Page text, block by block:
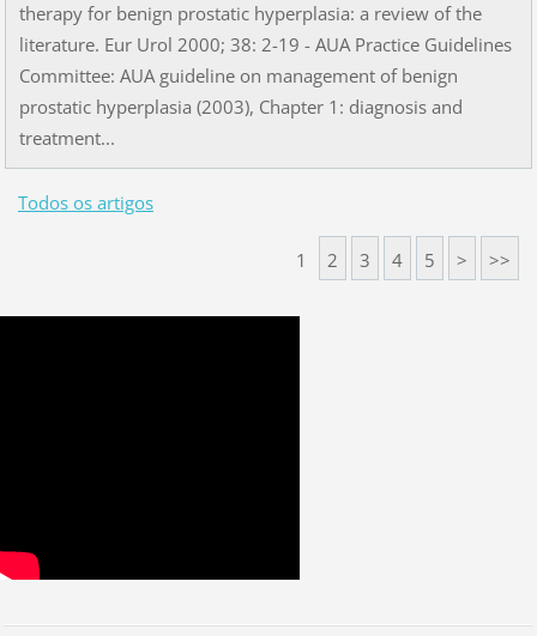
therapy for benign prostatic hyperplasia: a review of the
literature. Eur Urol 2000; 38: 2-19 - AUA Practice Guidelines
Committee: AUA guideline on management of benign
prostatic hyperplasia (2003), Chapter 1: diagnosis and
treatment...
Todos os artigos
1 2 3 4 5 > >>